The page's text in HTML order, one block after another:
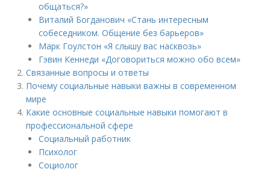
общаться?»
Виталий Богданович «Стань интересным
собеседником. Общение без барьеров»
Марк Гоулстон «Я слышу вас насквозь»
Гэвин Кеннеди «Договориться можно обо всем»
Связанные вопросы и ответы
Почему социальные навыки важны в современном
мире
Какие основные социальные навыки помогают в
профессиональной сфере
Социальный работник
Психолог
Социолог